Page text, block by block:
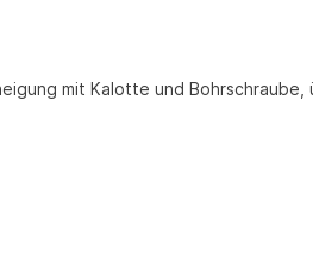
mit Kalotte und